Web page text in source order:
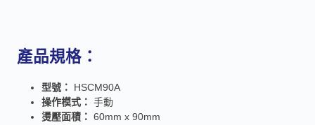
產品規格：
型號：
HSCM90A
操作模式： 手動
燙壓面積： 60mm x 90mm